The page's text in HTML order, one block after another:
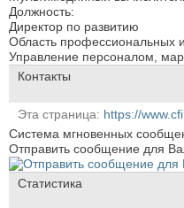
Должность:
Директор по развитию
Область профессиональных
Управление персоналом,
Контакты
Эта страница
https://
Система мгновенных
Отправить сообщение для
Статистика